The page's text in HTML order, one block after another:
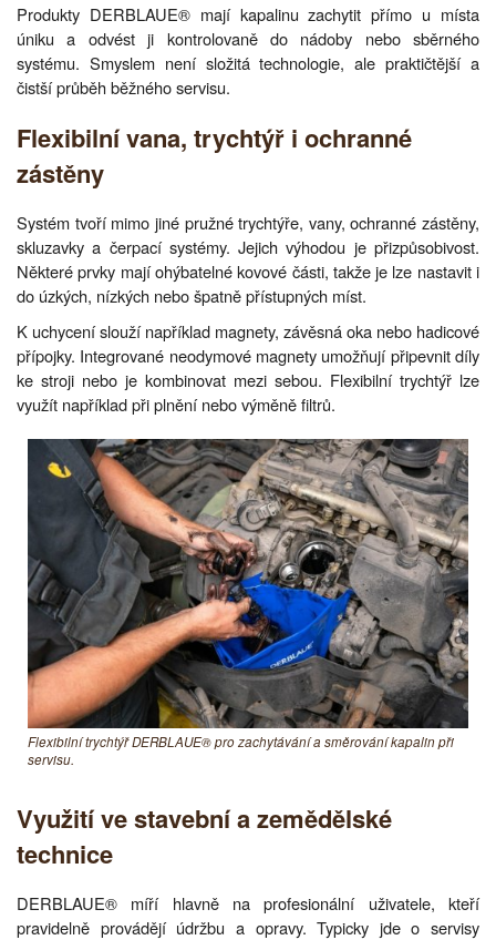
Produkty DERBLAUE® mají kapalinu zachytit přímo u místa
úniku a odvést ji kontrolovaně do nádoby nebo sběrného
systému. Smyslem není složitá technologie, ale praktičtější a
čistší průběh běžného servisu.
Flexibilní vana, trychtýř i ochranné
zástěny
Systém tvoří mimo jiné pružné trychtýře, vany, ochranné zástěny,
skluzavky a čerpací systémy. Jejich výhodou je přizpůsobivost.
Některé prvky mají ohýbatelné kovové části, takže je lze nastavit i
do úzkých, nízkých nebo špatně přístupných míst.
K uchycení slouží například magnety, závěsná oka nebo hadicové
přípojky. Integrované neodymové magnety umožňují připevnit díly
ke stroji nebo je kombinovat mezi sebou. Flexibilní trychtýř lze
využít například při plnění nebo výměně filtrů.
Flexibilní trychtýř DERBLAUE® pro zachytávání a směrování kapalin při
servisu.
Využití ve stavební a zemědělské
technice
DERBLAUE® míří hlavně na profesionální uživatele, kteří
pravidelně provádějí údržbu a opravy. Typicky jde o servisy